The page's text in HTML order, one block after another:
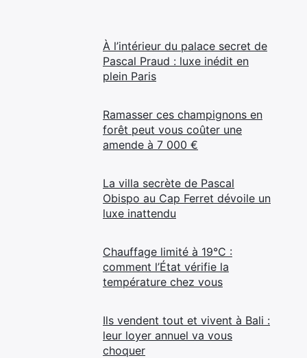
À l’intérieur du palace secret de
Pascal Praud : luxe inédit en
plein Paris
Ramasser ces champignons en
forêt peut vous coûter une
amende à 7 000 €
La villa secrète de Pascal
Obispo au Cap Ferret dévoile un
luxe inattendu
Chauffage limité à 19°C :
comment l’État vérifie la
température chez vous
Ils vendent tout et vivent à Bali :
leur loyer annuel va vous
choquer